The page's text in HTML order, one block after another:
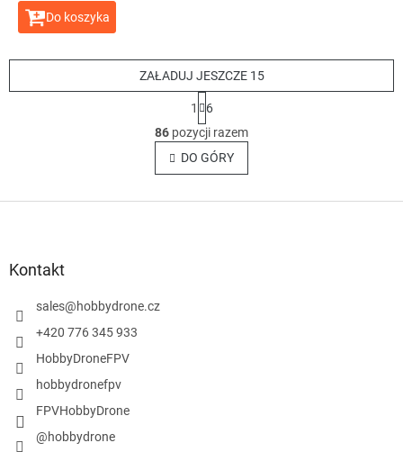
Do koszyka
K
o
n
t
ZAŁADUJ JESZCZE 15
P
a
g
i
n
a
j
1
6
86 pozycji razem
DO GÓRY
Kontakt
sales@hobbydrone.cz
+420 776 345 933
HobbyDroneFPV
hobbydronefpv
FPVHobbyDrone
@hobbydrone